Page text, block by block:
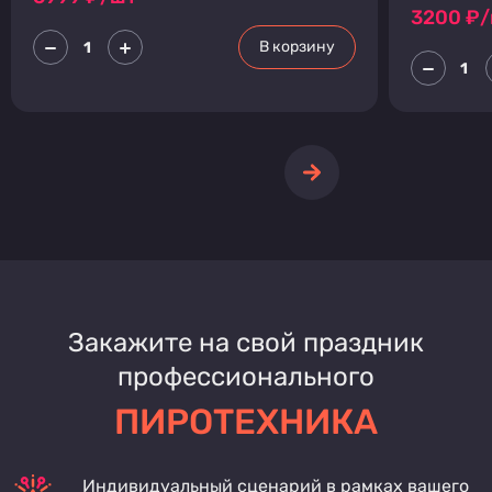
В корзину
3200 ₽/
Закажите на свой праздник
профессионального
ПИРОТЕХНИКА
Индивидуальный сценарий в рамках вашего